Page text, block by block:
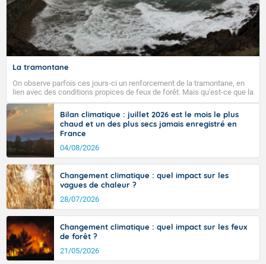
La tramontane
On observe parfois ces jours-ci un renforcement de la tramontane, en
lien avec des conditions propices de feux de forêt. Mais qu'est-ce que la
tramontane ? Quelles sont ses caractéristiques ? La tramontane est un
vent turbulent soufflant de secteur nord-ouest à nord, ou ouest à nord-
ouest, dans un secteur qui part du Roussillon à la vallée de l’Aude et à
l’ouest de l’Hérault. L’étymologie de ce vent vient du latin trasmontanus,
signifiant au-delà des monts, en allusion aux régions montagneuses
d’où provient ce vent.
Bilan climatique : juillet 2026 est le mois le plus
chaud et un des plus secs jamais enregistré en
France
04/08/2026
Changement climatique : quel impact sur les
vagues de chaleur ?
28/07/2026
Changement climatique : quel impact sur les feux
de forêt ?
21/05/2026